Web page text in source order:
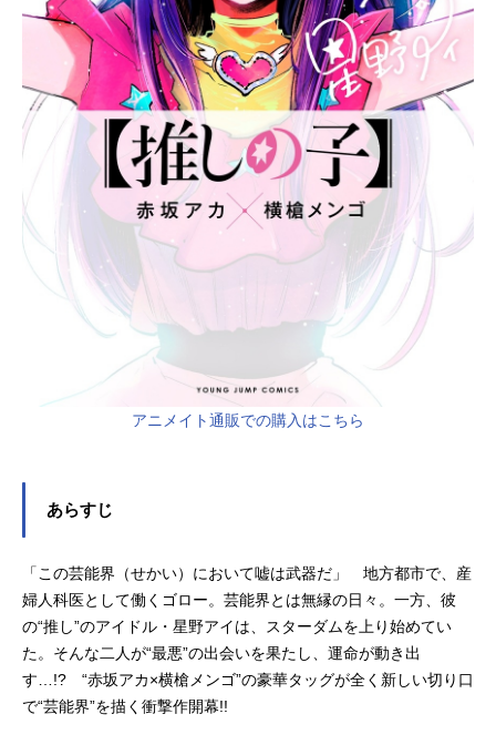
アニメイト通販での購入はこちら
あらすじ
「この芸能界（せかい）において嘘は武器だ」 地方都市で、産
婦人科医として働くゴロー。芸能界とは無縁の日々。一方、彼
の“推し”のアイドル・星野アイは、スターダムを上り始めてい
た。そんな二人が“最悪”の出会いを果たし、運命が動き出
す…!? “赤坂アカ×横槍メンゴ”の豪華タッグが全く新しい切り口
で“芸能界”を描く衝撃作開幕!!